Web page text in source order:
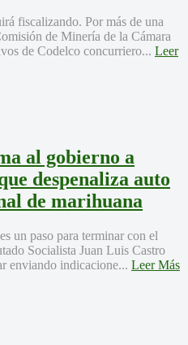
fiscalizando. Por más de una
de Minería de la Cámara
de Codelco concurriero... Leer
al gobierno a
despenaliza auto
de marihuana
un paso para terminar con el
Socialista Juan Luis Castro
enviando indicacione... Leer Más